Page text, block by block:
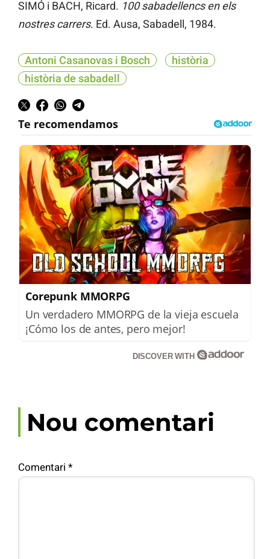
SIMÓ i BACH, Ricard. 100 sabadellencs en els
nostres carrers. Ed. Ausa, Sabadell, 1984.
Antoni Casanovas i Bosch
història
història de sabadell
Corepunk MMORPG
Un verdadero MMORPG de la vieja escuela
¡Cómo los de antes, pero mejor!
DISCOVER WITH
Nou comentari
Comentari *